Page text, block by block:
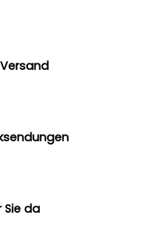
Sie da